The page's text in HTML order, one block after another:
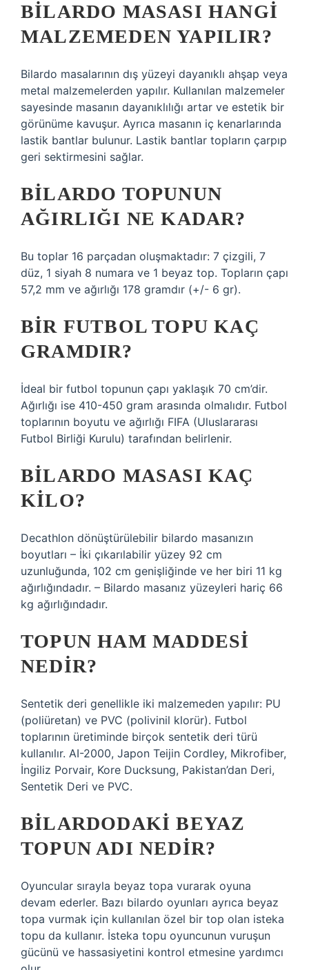
BILARDO MASASI HANGI
MALZEMEDEN YAPILIR?
Bilardo masalarının dış yüzeyi dayanıklı ahşap veya
metal malzemelerden yapılır. Kullanılan malzemeler
sayesinde masanın dayanıklılığı artar ve estetik bir
görünüme kavuşur. Ayrıca masanın iç kenarlarında
lastik bantlar bulunur. Lastik bantlar topların çarpıp
geri sektirmesini sağlar.
BILARDO TOPUNUN
AĞIRLIĞI NE KADAR?
Bu toplar 16 parçadan oluşmaktadır: 7 çizgili, 7
düz, 1 siyah 8 numara ve 1 beyaz top. Topların çapı
57,2 mm ve ağırlığı 178 gramdır (+/- 6 gr).
BIR FUTBOL TOPU KAÇ
GRAMDIR?
İdeal bir futbol topunun çapı yaklaşık 70 cm’dir.
Ağırlığı ise 410-450 gram arasında olmalıdır. Futbol
toplarının boyutu ve ağırlığı FIFA (Uluslararası
Futbol Birliği Kurulu) tarafından belirlenir.
BILARDO MASASI KAÇ
KILO?
Decathlon dönüştürülebilir bilardo masanızın
boyutları – İki çıkarılabilir yüzey 92 cm
uzunluğunda, 102 cm genişliğinde ve her biri 11 kg
ağırlığındadır. – Bilardo masanız yüzeyleri hariç 66
kg ağırlığındadır.
TOPUN HAM MADDESI
NEDIR?
Sentetik deri genellikle iki malzemeden yapılır: PU
(poliüretan) ve PVC (polivinil klorür). Futbol
toplarının üretiminde birçok sentetik deri türü
kullanılır. AI-2000, Japon Teijin Cordley, Mikrofiber,
İngiliz Porvair, Kore Ducksung, Pakistan’dan Deri,
Sentetik Deri ve PVC.
BILARDODAKI BEYAZ
TOPUN ADI NEDIR?
Oyuncular sırayla beyaz topa vurarak oyuna
devam ederler. Bazı bilardo oyunları ayrıca beyaz
topa vurmak için kullanılan özel bir top olan isteka
topu da kullanır. İsteka topu oyuncunun vuruşun
gücünü ve hassasiyetini kontrol etmesine yardımcı